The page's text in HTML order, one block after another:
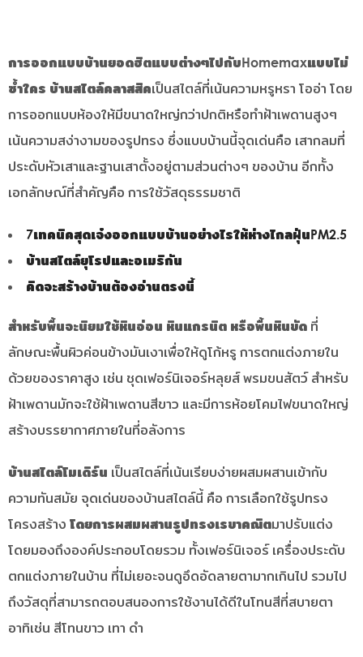
การออกแบบบ้านยอดฮิตแบบต่างๆไปกับHomemaxแบบไม่
ซ้ำใคร บ้านสไตล์คลาสสิคเป็นสไตล์ที่เน้นความหรูหรา โออ่า โดย
การออกแบบห้องให้มีขนาดใหญ่กว่าปกติหรือทำฝ้าเพดานสูงๆ
เน้นความสง่างามของรูปทรง ซึ่งแบบบ้านนี้จุดเด่นคือ เสากลมที่
ประดับหัวเสาและฐานเสาตั้งอยู่ตามส่วนต่างๆ ของบ้าน อีกทั้ง
เอกลักษณ์ที่สำคัญคือ การใช้วัสดุธรรมชาติ
7เทคนิคสุดเจ๋งออกแบบบ้านอย่างไรให้ห่างไกลฝุ่นPM2.5
บ้านสไตล์ยุโรปและอเมริกัน
คิดจะสร้างบ้านต้องอ่านตรงนี้
สำหรับพื้นจะนิยมใช้หินอ่อน หินแกรนิต หรือพื้นหินขัด ที่
ลักษณะพื้นผิวค่อนข้างมันเงาเพื่อให้ดูโก้หรู การตกแต่งภายใน
ด้วยของราคาสูง เช่น ชุดเฟอร์นิเจอร์หลุยส์ พรมขนสัตว์ สำหรับ
ฝ้าเพดานมักจะใช้ฝ้าเพดานสีขาว และมีการห้อยโคมไฟขนาดใหญ่
สร้างบรรยากาศภายในที่อลังการ
บ้านสไตล์โมเดิร์น เป็นสไตล์ที่เน้นเรียบง่ายผสมผสานเข้ากับ
ความทันสมัย จุดเด่นของบ้านสไตล์นี้ คือ การเลือกใช้รูปทรง
โครงสร้าง โดยการผสมผสานรูปทรงเรขาคณิตมาปรับแต่ง
โดยมองถึงองค์ประกอบโดยรวม ทั้งเฟอร์นิเจอร์ เครื่องประดับ
ตกแต่งภายในบ้าน ที่ไม่เยอะจนดูอึดอัดลายตามากเกินไป รวมไป
ถึงวัสดุที่สามารถตอบสนองการใช้งานได้ดีในโทนสีที่สบายตา
อาทิเช่น สีโทนขาว เทา ดำ